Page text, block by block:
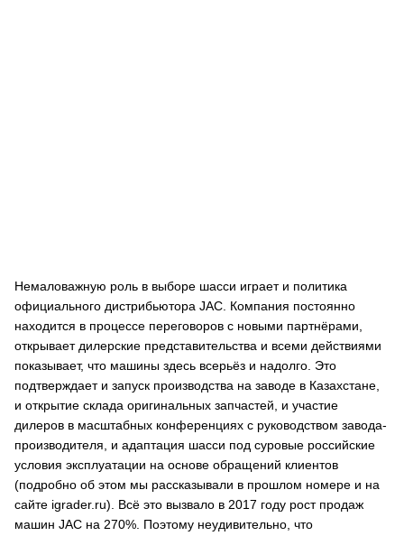
Немаловажную роль в выборе шасси играет и политика
официального дистрибьютора JAC. Компания постоянно
находится в процессе переговоров с новыми партнёрами,
открывает дилерские представительства и всеми действиями
показывает, что машины здесь всерьёз и надолго. Это
подтверждает и запуск производства на заводе в Казахстане,
и открытие склада оригинальных запчастей, и участие
дилеров в масштабных конференциях с руководством завода-
производителя, и адаптация шасси под суровые российские
условия эксплуатации на основе обращений клиентов
(подробно об этом мы рассказывали в прошлом номере и на
сайте igrader.ru). Всё это вызвало в 2017 году рост продаж
машин JAC на 270%. Поэтому неудивительно, что